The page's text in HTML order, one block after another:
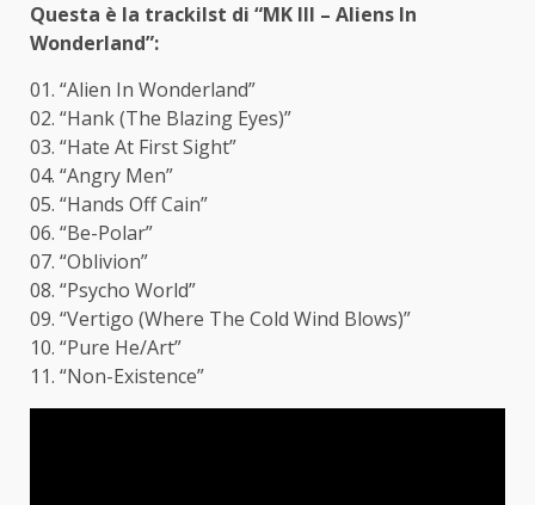
Questa è la trackilst di “MK III – Aliens In
Wonderland”:
01. “Alien In Wonderland”
02. “Hank (The Blazing Eyes)”
03. “Hate At First Sight”
04. “Angry Men”
05. “Hands Off Cain”
06. “Be-Polar”
07. “Oblivion”
08. “Psycho World”
09. “Vertigo (Where The Cold Wind Blows)”
10. “Pure He/Art”
11. “Non-Existence”